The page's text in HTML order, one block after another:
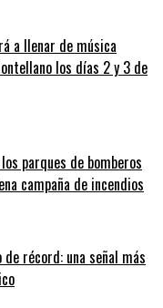
a llenar de música
los días 2 y 3 de
parques de bomberos
campaña de incendios
récord: una señal más